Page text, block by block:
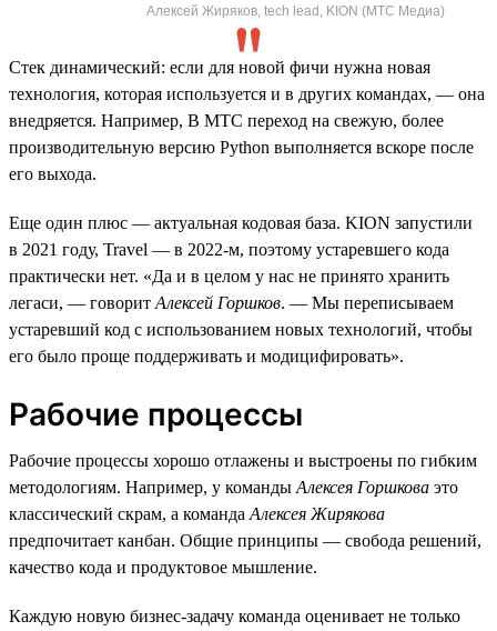
Алексей Жиряков, tech lead, KION (МТС Медиа)
Стек динамический: если для новой фичи нужна новая
технология, которая используется и в других командах, — она
внедряется. Например, В МТС переход на свежую, более
производительную версию Python выполняется вскоре после
его выхода.
Еще один плюс — актуальная кодовая база. KION запустили
в 2021 году, Travel — в 2022-м, поэтому устаревшего кода
практически нет. «Да и в целом у нас не принято хранить
легаси, — говорит Алексей Горшков. — Мы переписываем
устаревший код с использованием новых технологий, чтобы
его было проще поддерживать и модицифировать».
Рабочие процессы
Рабочие процессы хорошо отлажены и выстроены по гибким
методологиям. Например, у команды Алексея Горшкова это
классический скрам, а команда Алексея Жирякова
предпочитает канбан. Общие принципы — свобода решений,
качество кода и продуктовое мышление.
Каждую новую бизнес-задачу команда оценивает не только